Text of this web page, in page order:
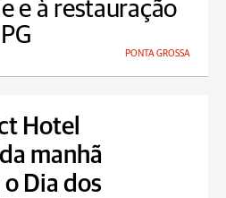
e à restauração
PONTA GROSSA
Hotel
manhã
Dia dos